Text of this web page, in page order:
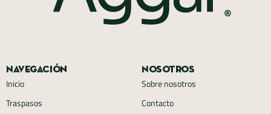
Navegación
Inicio
Traspasos
Nosotros
Sobre nosotros
Contacto